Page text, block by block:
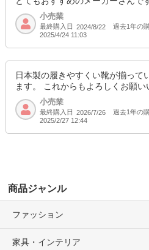
小売業
最終購入日 2024/8/22 過去1年の
2025/4/24 11:03
日本製の履きやすくい靴が揃って
ます。 これからもよろしくお願い
小売業
最終購入日 2026/7/26 過去1年の
2025/2/27 12:44
商品ジャンル
ファッション
家具・インテリア